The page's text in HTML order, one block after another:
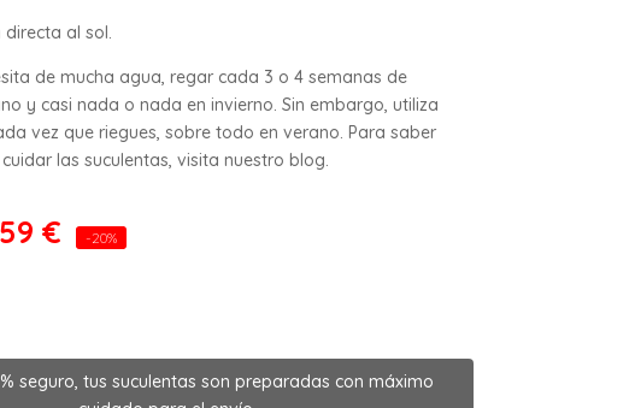
al sol.
de mucha agua, regar cada 3 o 4 semanas de
y casi nada o nada en invierno. Sin embargo, utiliza
vez que riegues, sobre todo en verano. Para saber
las suculentas, visita nuestro blog.
€ -20%
seguro, tus suculentas son preparadas con máximo